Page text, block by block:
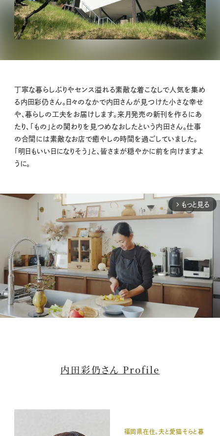
丁寧な暮らしぶりやセンス溢れる素敵な着こなしで人気を集め
る内田彩仍さん。日々のなかで内田さんが見つけた小さな幸せ
や、暮らしの工夫をお届けします。来月発売の新刊を作るにあ
たり、「もの」との関わりを見つめなおしたという内田さん。仕事
の合間には素敵なお店で癒やしの時間を過ごしていました。
「明日もいい日になりそう」と、皆さまが穏やかに前を向けますよ
うに。
arrow_forward_ios もっと見る
内田彩仍さん Profile
福岡県在住。夫と愛猫そらと暮